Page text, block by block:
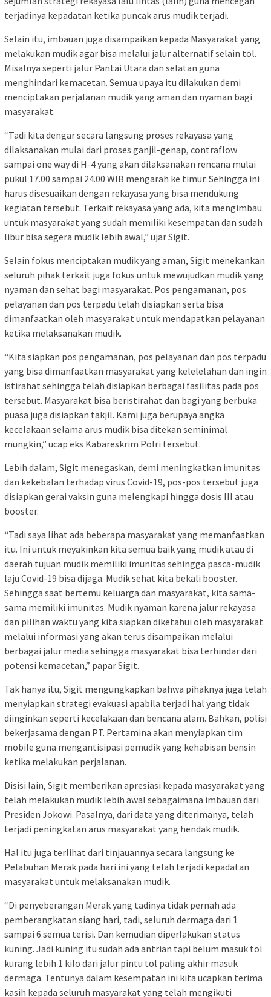
terjadinya kepadatan ketika puncak arus mudik terjadi.
Selain itu, imbauan juga disampaikan kepada Masyarakat yang
melakukan mudik agar bisa melalui jalur alternatif selain tol.
Misalnya seperti jalur Pantai Utara dan selatan guna
menghindari kemacetan. Semua upaya itu dilakukan demi
menciptakan perjalanan mudik yang aman dan nyaman bagi
masyarakat.
“Tadi kita dengar secara langsung proses rekayasa yang
dilaksanakan mulai dari proses ganjil-genap, contraflow
sampai one way di H-4 yang akan dilaksanakan rencana mulai
pukul 17.00 sampai 24.00 WIB mengarah ke timur. Sehingga ini
harus disesuaikan dengan rekayasa yang bisa mendukung
kegiatan tersebut. Terkait rekayasa yang ada, kita mengimbau
untuk masyarakat yang sudah memiliki kesempatan dan sudah
libur bisa segera mudik lebih awal,” ujar Sigit.
Selain fokus menciptakan mudik yang aman, Sigit menekankan
seluruh pihak terkait juga fokus untuk mewujudkan mudik yang
nyaman dan sehat bagi masyarakat. Pos pengamanan, pos
pelayanan dan pos terpadu telah disiapkan serta bisa
dimanfaatkan oleh masyarakat untuk mendapatkan pelayanan
ketika melaksanakan mudik.
“Kita siapkan pos pengamanan, pos pelayanan dan pos terpadu
yang bisa dimanfaatkan masyarakat yang kelelelahan dan ingin
istirahat sehingga telah disiapkan berbagai fasilitas pada pos
tersebut. Masyarakat bisa beristirahat dan bagi yang berbuka
puasa juga disiapkan takjil. Kami juga berupaya angka
kecelakaan selama arus mudik bisa ditekan seminimal
mungkin,” ucap eks Kabareskrim Polri tersebut.
Lebih dalam, Sigit menegaskan, demi meningkatkan imunitas
dan kekebalan terhadap virus Covid-19, pos-pos tersebut juga
disiapkan gerai vaksin guna melengkapi hingga dosis III atau
booster.
“Tadi saya lihat ada beberapa masyarakat yang memanfaatkan
itu. Ini untuk meyakinkan kita semua baik yang mudik atau di
daerah tujuan mudik memiliki imunitas sehingga pasca-mudik
laju Covid-19 bisa dijaga. Mudik sehat kita bekali booster.
Sehingga saat bertemu keluarga dan masyarakat, kita sama-
sama memiliki imunitas. Mudik nyaman karena jalur rekayasa
dan pilihan waktu yang kita siapkan diketahui oleh masyarakat
melalui informasi yang akan terus disampaikan melalui
berbagai jalur media sehingga masyarakat bisa terhindar dari
potensi kemacetan,” papar Sigit.
Tak hanya itu, Sigit mengungkapkan bahwa pihaknya juga telah
menyiapkan strategi evakuasi apabila terjadi hal yang tidak
diinginkan seperti kecelakaan dan bencana alam. Bahkan, polisi
bekerjasama dengan PT. Pertamina akan menyiapkan tim
mobile guna mengantisipasi pemudik yang kehabisan bensin
ketika melakukan perjalanan.
Disisi lain, Sigit memberikan apresiasi kepada masyarakat yang
telah melakukan mudik lebih awal sebagaimana imbauan dari
Presiden Jokowi. Pasalnya, dari data yang diterimanya, telah
terjadi peningkatan arus masyarakat yang hendak mudik.
Hal itu juga terlihat dari tinjauannya secara langsung ke
Pelabuhan Merak pada hari ini yang telah terjadi kepadatan
masyarakat untuk melaksanakan mudik.
“Di penyeberangan Merak yang tadinya tidak pernah ada
pemberangkatan siang hari, tadi, seluruh dermaga dari 1
sampai 6 semua terisi. Dan kemudian diperlakukan status
kuning. Jadi kuning itu sudah ada antrian tapi belum masuk tol
kurang lebih 1 kilo dari jalur pintu tol paling akhir masuk
dermaga. Tentunya dalam kesempatan ini kita ucapkan terima
kasih kepada seluruh masyarakat yang telah mengikuti